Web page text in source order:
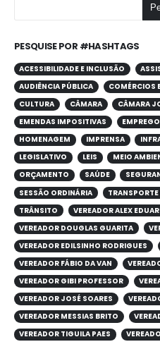
PESQUISE POR #HASHTAGS
ACESSIBILIDADE E INCLUSÃO
AUDIÊNCIA PÚBLICA
COMÉRCIOS
CULTURA
CÂMARA CÂMARA
EMENDAS IMPOSITIVAS
EMPREGO
HOMENAGEM
IMPRENSA
LEGISLATIVO
LEIS MEIO
ORÇAMENTO
SAÚDE
SESSÃO ORDINÁRIA
TRÂNSITO
VEREADOR ALEX
VEREADOR DOUGLAS GUARITA
VEREADOR EDILSINHO RODRIGUES
VEREADOR FÁBIO DA VAN
VEREADOR GIBI PROFESSOR
VEREADOR JOSÉ SOARES
VEREADOR MESSIAS BRITO
VEREADOR TIGUILA PAES